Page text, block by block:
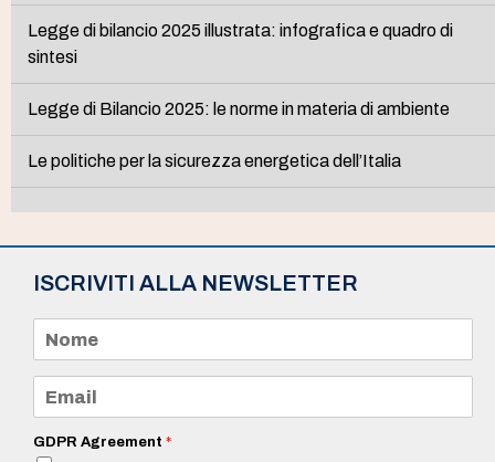
Legge di bilancio 2025 illustrata: infografica e quadro di
sintesi
Legge di Bilancio 2025: le norme in materia di ambiente
Le politiche per la sicurezza energetica dell’Italia
ISCRIVITI ALLA NEWSLETTER
m
e
a
iGDPR Agreement *